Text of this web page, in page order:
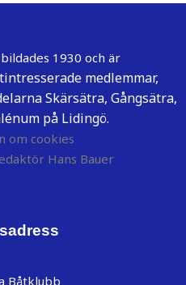
1930 och är
medlemmar,
Skärsätra, Gångsätra,
på Lidingö.
om cookies
Hans Bauer
Båtklubb